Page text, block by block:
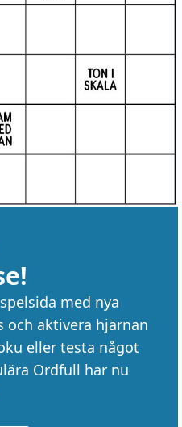
med nya
och aktivera hjärnan
eller testa något
Ordfull har nu